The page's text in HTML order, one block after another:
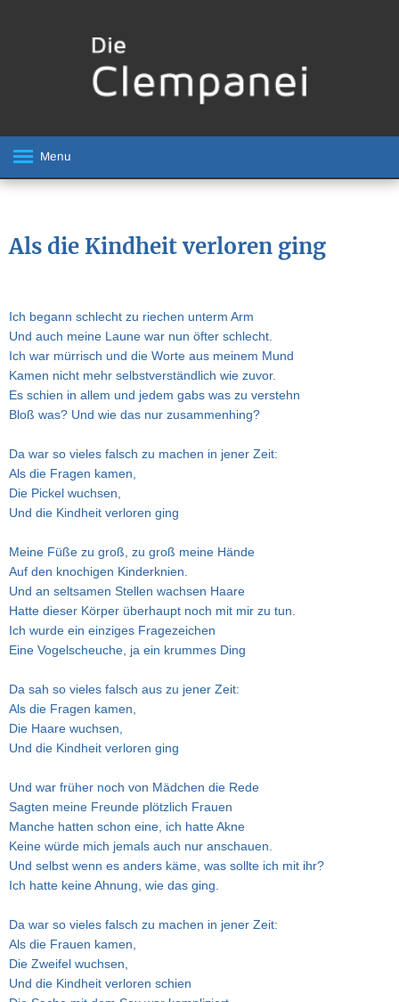
Menu
Als die Kindheit verloren ging
Ich begann schlecht zu riechen unterm Arm
Und auch meine Laune war nun öfter schlecht.
Ich war mürrisch und die Worte aus meinem Mund
Kamen nicht mehr selbstverständlich wie zuvor.
Es schien in allem und jedem gabs was zu verstehn
Bloß was? Und wie das nur zusammenhing?
Da war so vieles falsch zu machen in jener Zeit:
Als die Fragen kamen,
Die Pickel wuchsen,
Und die Kindheit verloren ging
Meine Füße zu groß, zu groß meine Hände
Auf den knochigen Kinderknien.
Und an seltsamen Stellen wachsen Haare
Hatte dieser Körper überhaupt noch mit mir zu tun.
Ich wurde ein einziges Fragezeichen
Eine Vogelscheuche, ja ein krummes Ding
Da sah so vieles falsch aus zu jener Zeit:
Als die Fragen kamen,
Die Haare wuchsen,
Und die Kindheit verloren ging
Und war früher noch von Mädchen die Rede
Sagten meine Freunde plötzlich Frauen
Manche hatten schon eine, ich hatte Akne
Keine würde mich jemals auch nur anschauen.
Und selbst wenn es anders käme, was sollte ich mit ihr?
Ich hatte keine Ahnung, wie das ging.
Da war so vieles falsch zu machen in jener Zeit:
Als die Frauen kamen,
Die Zweifel wuchsen,
Und die Kindheit verloren schien